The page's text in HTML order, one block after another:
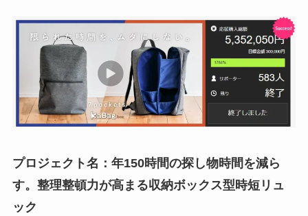
プロジェクト名：年150時間の探し物時間を減ら
す。整理整頓力が高まる収納ボックス型時短リュ
ック